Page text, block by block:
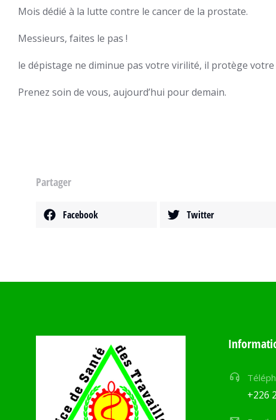
Mois dédié à la lutte contre le cancer de la prostate.
Messieurs, faites le pas !
le dépistage ne diminue pas votre virilité, il protège
Prenez soin de vous, aujourd’hui pour demain.
Partager
Facebook Twitter
Travailleurs
+226